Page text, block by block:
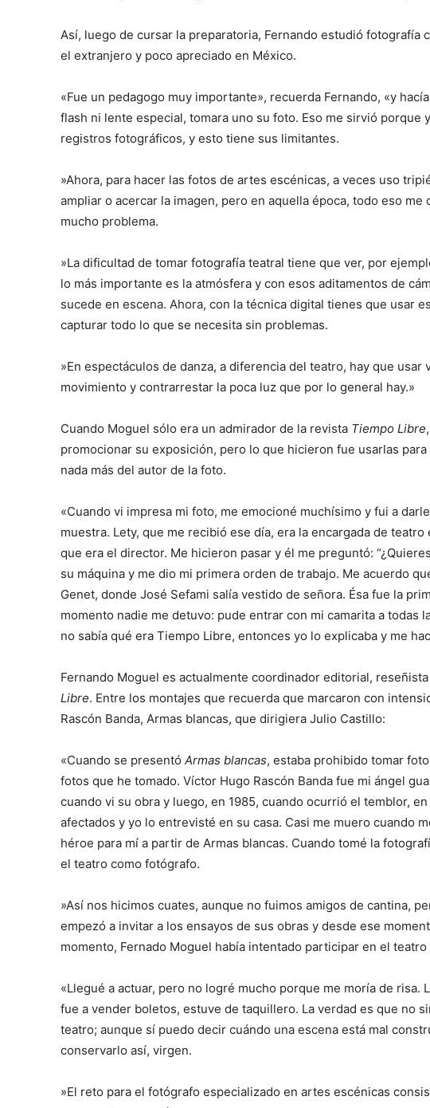
Así, luego de cursar la preparatoria, Fernando estudió fotografía
el extranjero y poco apreciado en México.
«Fue un pedagogo muy importante», recuerda Fernando, «y
flash ni lente especial, tomara uno su foto. Eso me sirvió porque
registros fotográficos, y esto tiene sus limitantes.
»Ahora, para hacer las fotos de artes escénicas, a veces uso
ampliar o acercar la imagen, pero en aquella época, todo eso
mucho problema.
»La dificultad de tomar fotografía teatral tiene que ver, por
lo más importante es la atmósfera y con esos aditamentos de
sucede en escena. Ahora, con la técnica digital tienes que usar
capturar todo lo que se necesita sin problemas.
»En espectáculos de danza, a diferencia del teatro, hay que
movimiento y contrarrestar la poca luz que por lo general hay.»
Cuando Moguel sólo era un admirador de la revista Tiempo Libre
promocionar su exposición, pero lo que hicieron fue usarlas
nada más del autor de la foto.
«Cuando vi impresa mi foto, me emocioné muchísimo y fui a
muestra. Lety, que me recibió ese día, era la encargada de
que era el director. Me hicieron pasar y él me preguntó:
su máquina y me dio mi primera orden de trabajo. Me acuerdo
Genet, donde José Sefami salía vestido de señora. Ésa fue la
momento nadie me detuvo: pude entrar con mi camarita a todas
no sabía qué era Tiempo Libre, entonces yo lo explicaba y me
Fernando Moguel es actualmente coordinador editorial,
Libre. Entre los montajes que recuerda que marcaron con
Rascón Banda, Armas blancas, que dirigiera Julio Castillo:
«Cuando se presentó Armas blancas, estaba prohibido tomar
fotos que he tomado. Víctor Hugo Rascón Banda fue mi ángel
cuando vi su obra y luego, en 1985, cuando ocurrió el temblor,
afectados y yo lo entrevisté en su casa. Casi me muero cuando
héroe para mí a partir de Armas blancas. Cuando tomé la
el teatro como fotógrafo.
»Así nos hicimos cuates, aunque no fuimos amigos de cantina,
empezó a invitar a los ensayos de sus obras y desde ese
momento, Fernado Moguel había intentado participar en el
«Llegué a actuar, pero no logré mucho porque me moría de risa.
fue a vender boletos, estuve de taquillero. La verdad es que no
teatro; aunque sí puedo decir cuándo una escena está mal
conservarlo así, virgen.
»El reto para el fotógrafo especializado en artes escénicas